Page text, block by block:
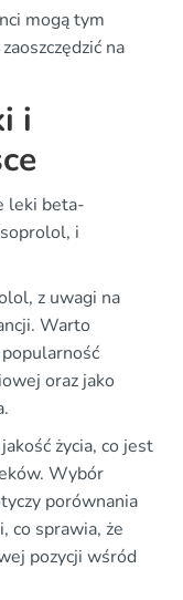
mogą tym
na
i
leki beta-
i
z uwagi na
Warto
popularność
oraz jako
życia, co jest
Wybór
porównania
co sprawia, że
pozycji wśród